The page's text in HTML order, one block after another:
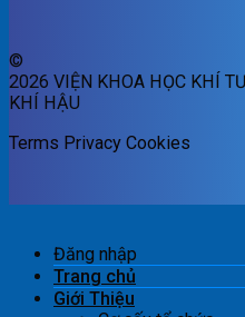
©
2026 VIỆN KHOA HỌC KHÍ
KHÍ HẬU
Terms Privacy Cookies
Đăng nhập
Trang chủ
Giới Thiệu